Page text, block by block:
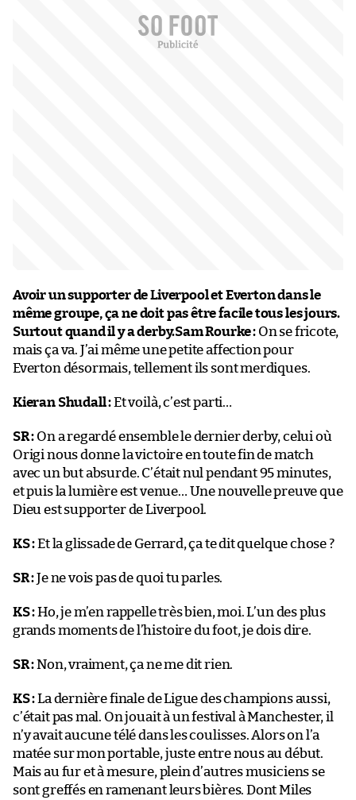
Avoir un supporter de Liverpool et Everton dans le
même groupe, ça ne doit pas être facile tous les jours.
Surtout quand il y a derby.Sam Rourke :On se fricote,
mais ça va. J’ai même une petite affection pour
Everton désormais, tellement ils sont merdiques.
Kieran Shudall :Et voilà, c’est parti…
SR : On a regardé ensemble le dernier derby, celui où
Origi nous donne la victoire en toute fin de match
avec un but absurde. C’était nul pendant 95 minutes,
et puis la lumière est venue… Une nouvelle preuve que
Dieu est supporter de Liverpool.
KS :Et la glissade de Gerrard, ça te dit quelque chose ?
SR :Je ne vois pas de quoi tu parles.
KS :Ho, je m’en rappelle très bien, moi. L’un des plus
grands moments de l’histoire du foot, je dois dire.
SR :Non, vraiment, ça ne me dit rien.
KS :La dernière finale de Ligue des champions aussi,
c’était pas mal. On jouait à un festival à Manchester, il
n’y avait aucune télé dans les coulisses. Alors on l’a
matée sur mon portable, juste entre nous au début.
Mais au fur et à mesure, plein d’autres musiciens se
sont greffés en ramenant leurs bières. Dont Miles